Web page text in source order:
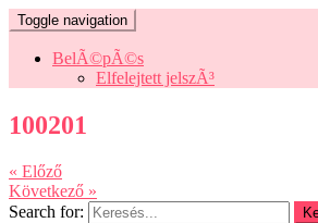
Toggle navigation
BelÃ©pÃ©s
Elfelejtett jelszÃ³
100201
« Előző
Következő »
Search for: